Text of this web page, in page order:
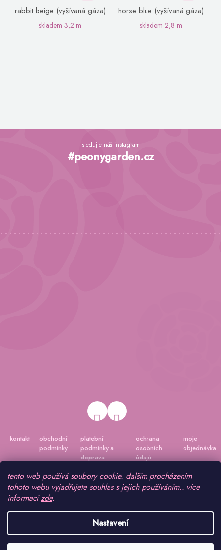
tento web používá soubory cookie. dalším procházením
tohoto webu vyjadřujete souhlas s jejich používáním.. více
informacízde.
Nastavení
rabbit beige (vyšívaná gáza)
skladem 3,2 m
horse blue (vyšívaná gáza)
skladem 2,8 m
Z
sledujte náš instagram
#peonygarden.cz
kontakt
obchodní
podmínky
platební
podmínky a
doprava
ochrana
osobních
údajů
moje
objednávka